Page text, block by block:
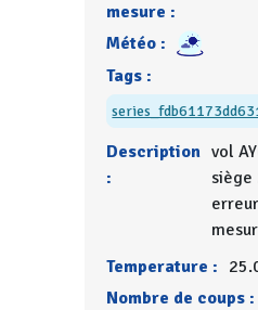
mesure :
Météo :
Tags :
Description
:
vol
siège
Temperature :
Nombre de coups :